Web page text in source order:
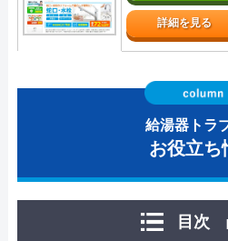
詳細を見る
給湯器トラ
お役立ち
目次